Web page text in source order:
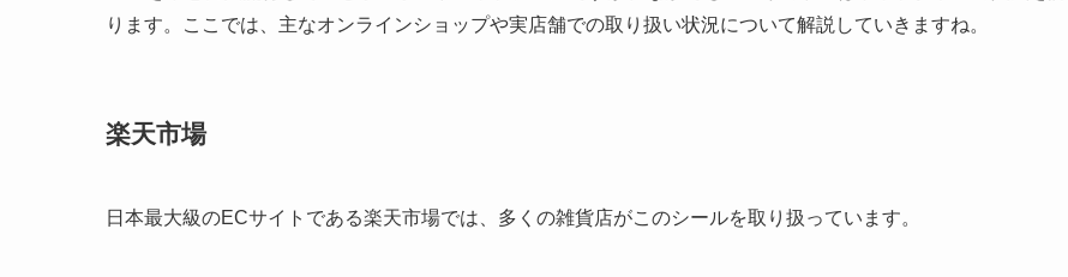
ります。ここでは、主なオンラインショップや実店舗での取り扱い状況について解説していきますね。
楽天市場
日本最大級のECサイトである楽天市場では、多くの雑貨店がこのシールを取り扱っています。